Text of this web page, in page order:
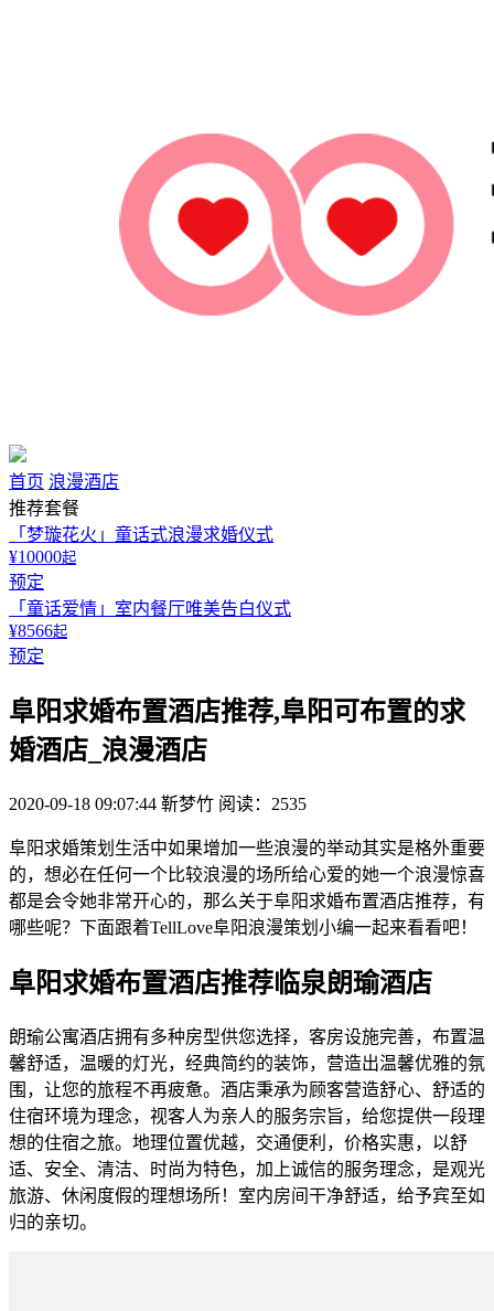
首页 浪漫酒店
推荐套餐
「梦璇花火」童话式浪漫求婚仪式
¥10000起
预定
「童话爱情」室内餐厅唯美告白仪式
¥8566起
预定
阜阳求婚布置酒店推荐,阜阳可布置的求
婚酒店_浪漫酒店
2020-09-18 09:07:44 靳梦竹 阅读：2535
阜阳求婚策划生活中如果增加一些浪漫的举动其实是格外重要
的，想必在任何一个比较浪漫的场所给心爱的她一个浪漫惊喜
都是会令她非常开心的，那么关于阜阳求婚布置酒店推荐，有
哪些呢？下面跟着TellLove阜阳浪漫策划小编一起来看看吧！
阜阳求婚布置酒店推荐临泉朗瑜酒店
朗瑜公寓酒店拥有多种房型供您选择，客房设施完善，布置温
馨舒适，温暖的灯光，经典简约的装饰，营造出温馨优雅的氛
围，让您的旅程不再疲惫。酒店秉承为顾客营造舒心、舒适的
住宿环境为理念，视客人为亲人的服务宗旨，给您提供一段理
想的住宿之旅。地理位置优越，交通便利，价格实惠，以舒
适、安全、清洁、时尚为特色，加上诚信的服务理念，是观光
旅游、休闲度假的理想场所！室内房间干净舒适，给予宾至如
归的亲切。